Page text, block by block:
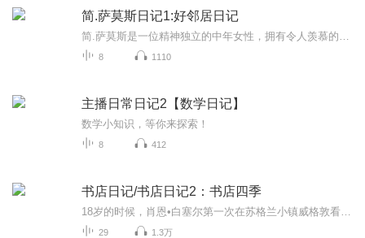
简.萨莫斯日记1:好邻居日记
8 1110
主播日常日记2【数学日记】
数学小知识，等你来探索！
8 412
书店日记/书店日记2：书店四季
29 1.3万